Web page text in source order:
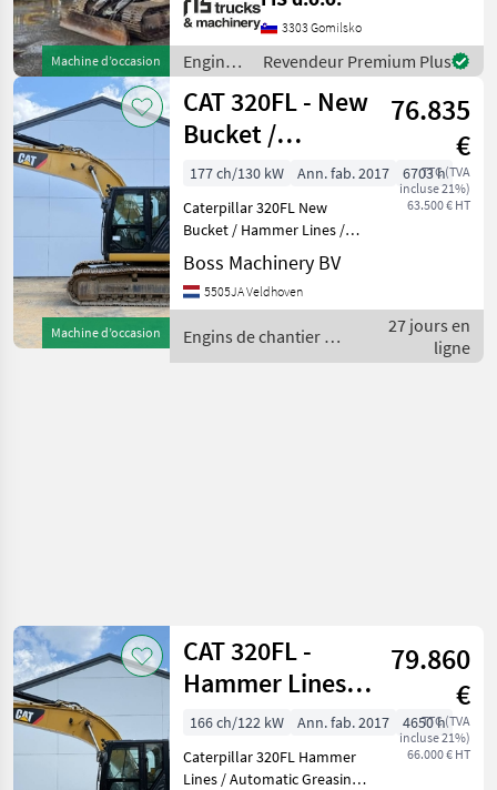
Machine d’occasion
ENGINE DIESEL CAT - 66kW
WEIGHT 15800kg
HYDRAULIC QUICK HITCH
LIGHTS CLOSED HEATED
CAB FUEL PUMP FA
3303 Gomilsko
Engins
de
chantier
/ CAT
Revendeur Premium Plus
Machine d’occasion
CAT 320FL - New
Bucket /
Hammer Lines /
Camera
76.835
€
TTC (TVA
incluse 21%)
63.500 € HT
177 ch/130 kW Ann. fab. 2017
6703 h
Caterpillar 320FL New
Bucket / Hammer Lines /
Camera Year: 2017
Reference number:
BM007607 Hours: 6.703
Veldhoven, Netherlands
Certificate: EPA
Boss Machinery BV
5505JA Veldhoven
Engins de chantier /
CAT
27 jours en
ligne
CAT 320FL -
Hammer Lines /
Automatic
Greasing
79.860
€
TTC (TVA
incluse 21%)
66.000 € HT
166 ch/122 kW Ann. fab. 2017
4650 h
Caterpillar 320FL Hammer
Lines / Automatic Greasing